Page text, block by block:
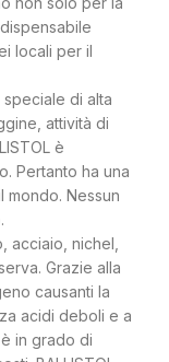
locali per il
speciale di alta
attività di
è
Pertanto ha una
Nessun
acciaio, nichel,
Grazie alla
causanti la
acidi deboli e a
in grado di